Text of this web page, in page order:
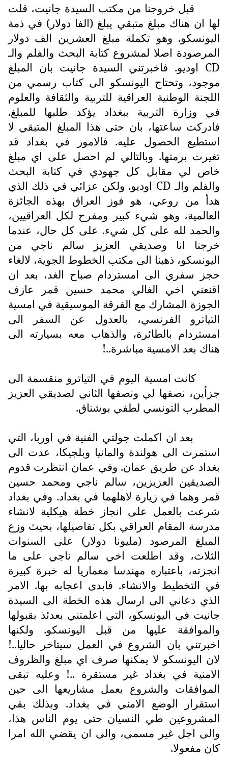
قبل خروجنا من مكتب السيدة جانيت، قلت
لها ان هناك مبلغ متبقي يبلغ (الفا دولار) في ذمة
اليونسكو. وهو تكملة مبلغ العشرين الف دولار
المرصودة اصلا لمشروع كتابة البحث والفلم والـ
CD اوديو. فاخبرتني السيدة جانيت بان المبلغ
موجود، وتحتاج اليونسكو الى كتاب رسمي من
اللجنة الوطنية العراقية للتربية والثقافة والعلوم
في وزارة التربية ببغداد يؤكد طلبها للمبلغ.
فادركت ساعتها، بان حتى هذا المبلغ المتبقي لا
استطيع الحصول عليه. فالامور في بغداد قد
تغيرت برمتها. وبالتالي لم احصل على اي مبلغ
خاص لي مقابل كل جهودي في كتابة البحث
والفلم والـ CD اوديو. ولكن عزائي في ذلك الذي
هدأ من روعي، هو فوز العراق بهذه الجائزة
العالمية، وهو شيء كبير ومفرح لكل العراقيين،
والحمد لله على كل شيء. على كل حال، عندما
خرجنا انا وصديقي العزيز سالم ناجي من
اليونسكو، ذهبنا الى مكتب الخطوط الجوية، لالغاء
حجز سفري الى امستردام صباح الغد، بعد ان
اقنعني اخي الغالي محمد حسين قمر عازف
الجوزة المشارك مع الفرقة الموسيقية في امسية
التياترو الفرنسي، بالعدول عن السفر الى
امستردام بالطائرة، والذهاب معه بسيارته الى
هناك بعد الامسية مباشرة..!
كانت امسية اليوم في التياترو منقسمة الى
جزأين، نصفها لي ونصفها الثاني لصديقي العزيز
المطرب التونسي لطفي بوشناق.
بعد ان اكملت جولتي الفنية في اوربا، التي
استمرت الى هولندة والمانيا وبلجيكا، عدت الى
بغداد عن طريق عمان. وفي عمان انتظرت قدوم
الصديقين العزيزين، سالم ناجي ومحمد حسين
قمر وهما في زيارة لاهلهما في بغداد. وفي بغداد
شرعت بالعمل على انجاز خطة هيكلية لانشاء
مدرسة المقام العراقي بكل تفاصيلها، بحيث وزع
المبلغ المرصود (مليونا دولار) على السنوات
الثلاث، وقد اطلعت اخي سالم ناجي على ما
انجزته، باعتباره مهندسا معماريا له خبرة كبيرة
في التخطيط والانشاء. فابدى اعجابه بها. الامر
الذي دعاني الى ارسال هذه الخطة الى السيدة
جانيت في اليونسكو، التي اعلمتني بعدئذ بقبولها
والموافقة عليها من قبل اليونسكو. ولكنها
اخبرتني بان الشروع في العمل سيتاخر حاليا..!
لان اليونسكو لا يمكنها صرف اي مبلغ والظروف
الامنية في بغداد غير مستقرة ..! وعليه تبقى
الموافقات والشروع بعمل مشاريعها الى حين
استقرار الوضع الامني في بغداد. وبذلك بقي
المشروعين طي النسيان حتى يوم الناس هذا،
والى اجل غير مسمى، والى ان يقضي الله امرا
كان مفعولا.